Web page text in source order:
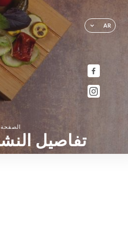
AR
الصفحة
تفاصيل